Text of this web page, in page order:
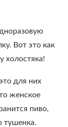
Вот это как
холостяка!
для них
женское
пиво,
тушенка.